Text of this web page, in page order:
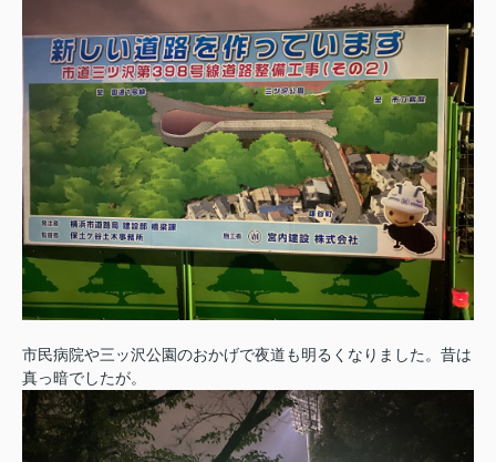
市民病院や三ッ沢公園のおかげで夜道も明るくなりました。昔は
真っ暗でしたが。